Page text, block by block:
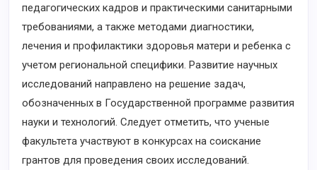
педагогических кадров и практическими санитарными
требованиями, а также методами диагностики,
лечения и профилактики здоровья матери и ребенка с
учетом региональной специфики. Развитие научных
исследований направлено на решение задач,
обозначенных в Государственной программе развития
науки и технологий. Следует отметить, что ученые
факультета участвуют в конкурсах на соискание
грантов для проведения своих исследований.